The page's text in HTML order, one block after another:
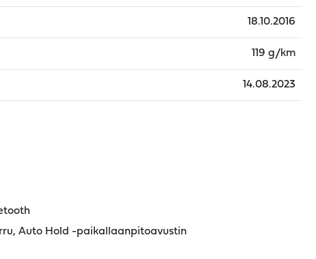
18.10.2016
119 g/km
14.08.2023
Auto Hold -paikallaanpitoavustin